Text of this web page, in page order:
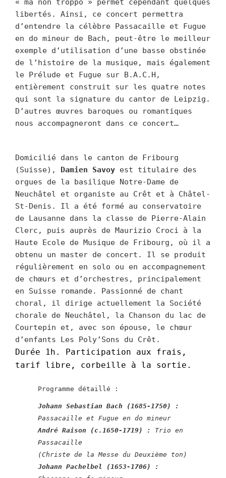
« ma non troppo » permet cependant quelques
libertés. Ainsi, ce concert permettra
d’entendre la célèbre Passacaille et Fugue
en do mineur de Bach, peut-être le meilleur
exemple d’utilisation d’une basse obstinée
de l’histoire de la musique, mais également
le Prélude et Fugue sur B.A.C.H,
entièrement construit sur les quatre notes
qui sont la signature du cantor de Leipzig.
D’autres œuvres baroques ou romantiques
nous accompagneront dans ce concert…
Domicilié dans le canton de Fribourg
(Suisse), Damien Savoy est titulaire des
orgues de la basilique Notre-Dame de
Neuchâtel et organiste au Crêt et à Châtel-
St-Denis. Il a été formé au conservatoire
de Lausanne dans la classe de Pierre-Alain
Clerc, puis auprès de Maurizio Croci à la
Haute Ecole de Musique de Fribourg, où il a
obtenu un master de concert. Il se produit
régulièrement en solo ou en accompagnement
de chœurs et d’orchestres, principalement
en Suisse romande. Passionné de chant
choral, il dirige actuellement la Société
chorale de Neuchâtel, la Chanson du lac de
Courtepin et, avec son épouse, le chœur
d’enfants Les Poly’Sons du Crêt.
Durée 1h. Participation aux frais,
tarif libre, corbeille à la sortie.
Programme détaillé :
Johann Sebastian Bach (1685-1750) :
Passacaille et Fugue en do mineur
André Raison (c.1650-1719) :
Trio en
Passacaille
(Christe de la Messe du Deuxième ton)
Johann Pachelbel (1653-1706) :